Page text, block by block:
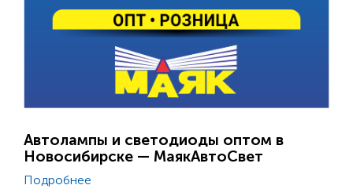
Автолампы и светодиоды оптом в
Новосибирске — МаякАвтоСвет
Подробнее